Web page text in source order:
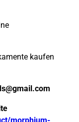
kaufen